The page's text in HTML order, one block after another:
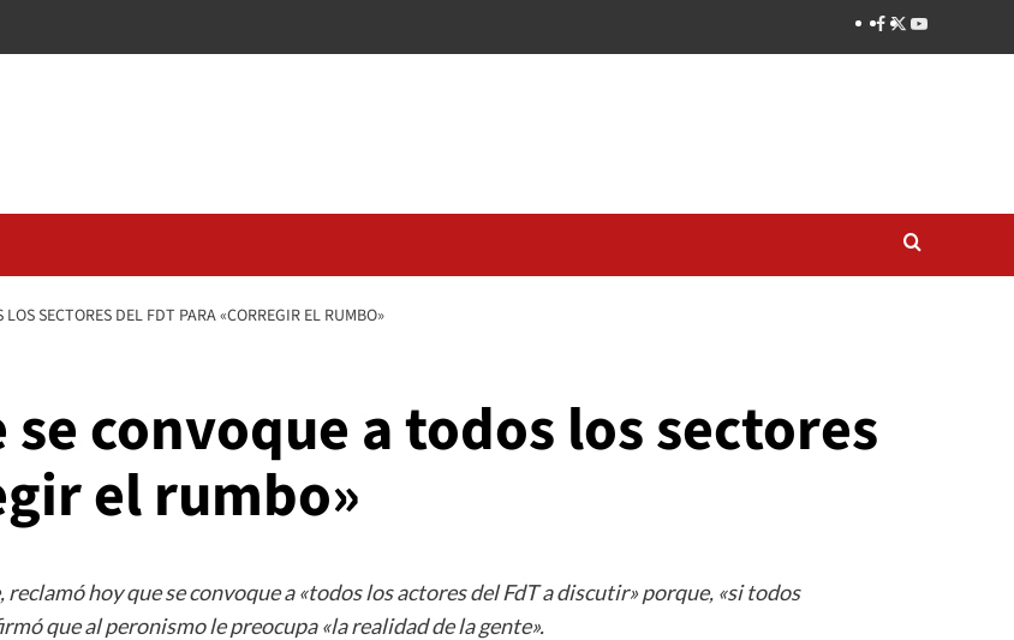
SECTORES DEL FDT PARA «CORREGIR EL RUMBO»
convoque a todos los sectores
el rumbo»
hoy que se convoque a «todos los actores del FdT a discutir» porque, «si todos
que al peronismo le preocupa «la realidad de la gente».